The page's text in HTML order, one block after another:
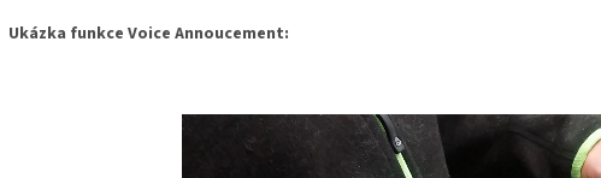
Ukázka funkce Voice Annoucement: